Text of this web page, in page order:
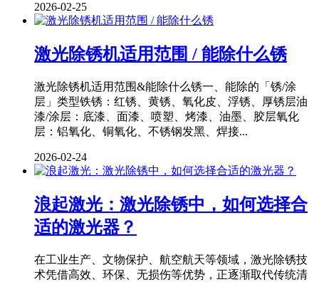
2026-02-25
激光除锈机适用范围 / 能除什么锈
激光除锈机适用范围&能除什么锈一、能除的「锈/涂
层」类型铁锈：红锈、黄锈、氧化皮、浮锈、厚锈层油
漆/涂层：底漆、面漆、喷塑、烤漆、油墨、胶层氧化
层：铝氧化、铜氧化、不锈钢发黑、焊接...
2026-02-24
浪起激光：激光除锈中，如何选择合
适的激光器？
在工业生产、文物保护、航空航天等领域，激光除锈技
术凭借高效、环保、无损伤等优势，正逐渐取代传统清